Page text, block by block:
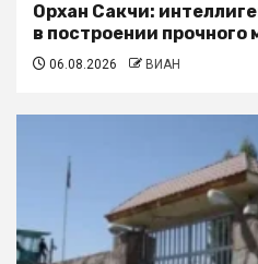
Орхан Сакчи:
в построении прочного
06.08.2026 ВИАН